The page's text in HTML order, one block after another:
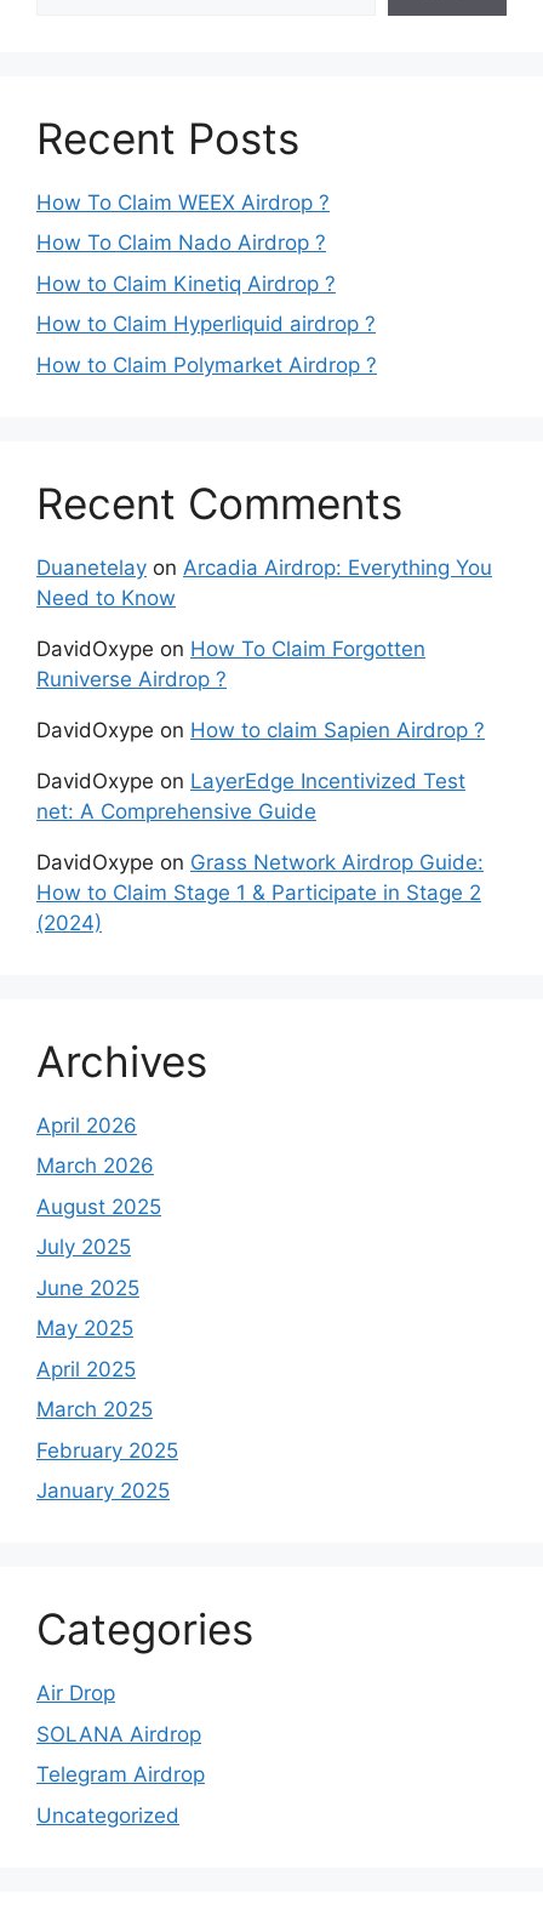
Recent Posts
How To Claim WEEX Airdrop ?
How To Claim Nado Airdrop ?
How to Claim Kinetiq Airdrop ?
How to Claim Hyperliquid airdrop ?
How to Claim Polymarket Airdrop ?
Recent Comments
Duanetelay on Arcadia Airdrop: Everything You
Need to Know
DavidOxype on How To Claim Forgotten
Runiverse Airdrop ?
DavidOxype on How to claim Sapien Airdrop ?
DavidOxype on LayerEdge Incentivized Test
net: A Comprehensive Guide
DavidOxype on Grass Network Airdrop Guide:
How to Claim Stage 1 & Participate in Stage 2
(2024)
Archives
April 2026
March 2026
August 2025
July 2025
June 2025
May 2025
April 2025
March 2025
February 2025
January 2025
Categories
Air Drop
SOLANA Airdrop
Telegram Airdrop
Uncategorized